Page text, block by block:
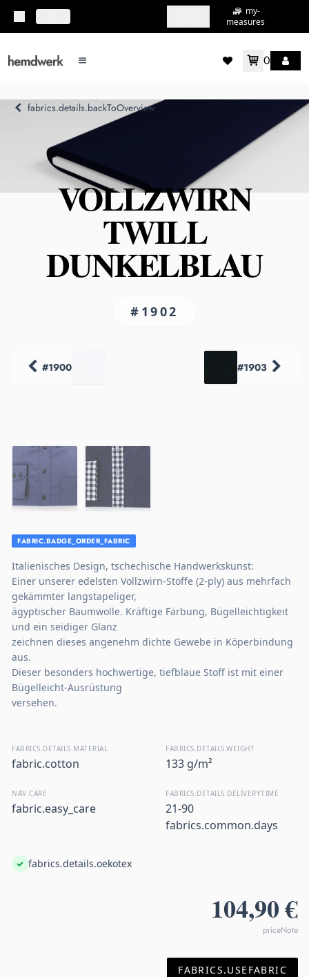
my-
measures
mainMenu.menu 0
fabrics.details.backToOverview
VOLLZWIRN
TWILL
DUNKELBLAU
#1902
#1900 #1903
FABRIC.BADGE_ORDER_FABRIC
Italienisches Design, tschechische Handwerkskunst:
Einer unserer edelsten Vollzwirn-Stoffe (2-ply) aus mehrfach
gekämmter langstapeliger,
ägyptischer Baumwolle. Kräftige Färbung, Bügelleichtigkeit
und ein seidiger Glanz
zeichnen dieses angenehm dichte Gewebe in Köperbindung
aus.
Dieser besonders hochwertige, tiefblaue Stoff ist mit einer
Bügelleicht-Ausrüstung
versehen.
FABRICS.DETAILS.MATERIAL
fabric.cotton
FABRICS.DETAILS.WEIGHT
133 g/m²
NAV.CARE
fabric.easy_care
FABRICS.DETAILS.DELIVERYTIME
21-90
fabrics.common.days
fabrics.details.oekotex
104,90 €
priceNote
FABRICS.USEFABRIC